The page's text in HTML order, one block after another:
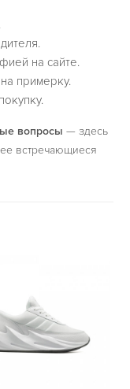
на сайте.
примерку.
вопросы — здесь
встречающиеся